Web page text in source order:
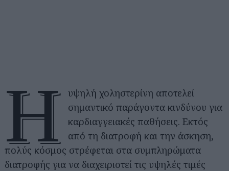
Η
υψηλή χοληστερίνη αποτελεί
σημαντικό παράγοντα κινδύνου για
καρδιαγγειακές παθήσεις. Εκτός
από τη διατροφή και την άσκηση,
πολύς κόσμος στρέφεται στα συμπληρώματα
διατροφής για να διαχειριστεί τις υψηλές τιμές